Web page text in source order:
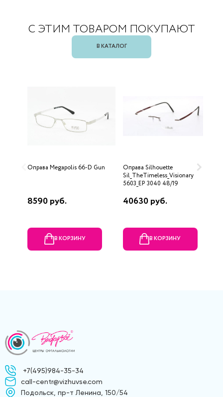
С ЭТИМ ТОВАРОМ ПОКУПАЮТ
В КАТАЛОГ
Оправа Megapolis 66-D Gun
8590 руб.
В КОРЗИНУ
Оправа Silhouette
Sil_TheTimeless_Visionary
5603_EP 3040 48/19
40630 руб.
В КОРЗИНУ
+7(495)984-35-34
call-centr@vizhuvse.com
Подольск, пр-т Ленина, 150/54